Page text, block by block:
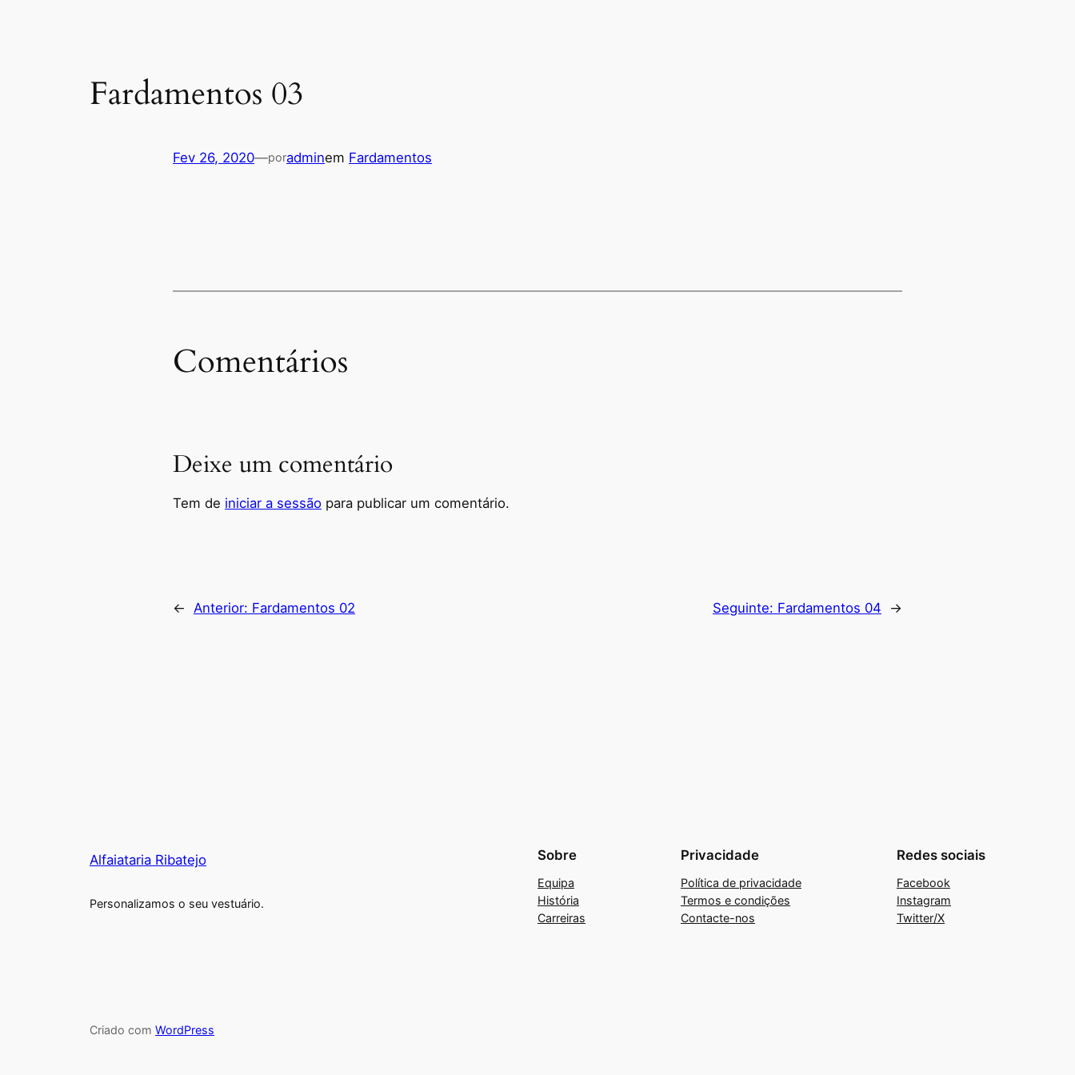
Fardamentos 03
Fev 26, 2020—poradminem Fardamentos
Comentários
Deixe um comentário
Tem de iniciar a sessão para publicar um comentário.
← Anterior: Fardamentos 02 Seguinte: Fardamentos 04 →
Alfaiataria Ribatejo
Personalizamos o seu vestuário.
Sobre
Equipa
História
Carreiras
Privacidade
Política de privacidade
Termos e condições
Contacte-nos
Redes sociais
Facebook
Instagram
Twitter/X
Criado com WordPress